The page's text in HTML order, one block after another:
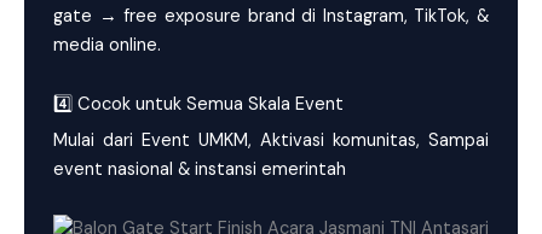
gate → free exposure brand di Instagram, TikTok, &
media online.
4️⃣ Cocok untuk Semua Skala Event
Mulai dari Event UMKM, Aktivasi komunitas, Sampai
event nasional & instansi emerintah